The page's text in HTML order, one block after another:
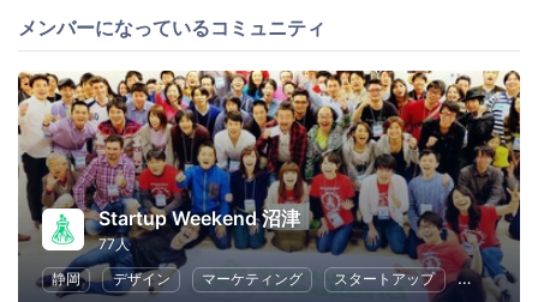
メンバーになっているコミュニティ
Startup Weekend 沼津
77人
静岡
デザイン マーケティング スタートアップ ビジネス